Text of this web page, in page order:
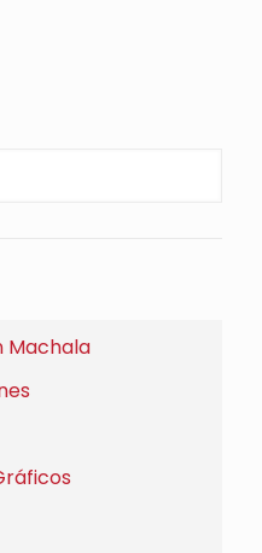
Machala